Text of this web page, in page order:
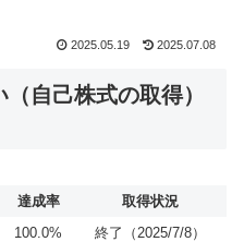
2025.05.19 2025.07.08
自己株式の取得）
達成率
取得状況
100.0% 終了（2025/7/8）